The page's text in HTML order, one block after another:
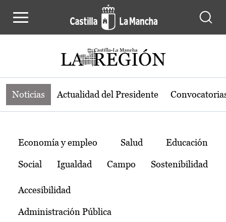
Noticias de la región de Castilla-La
Noticias Actualidad del Presidente
Temas
Economía y empleo Salud Educación
Social Igualdad Campo Sostenibilidad
Accesibilidad
Administración Pública